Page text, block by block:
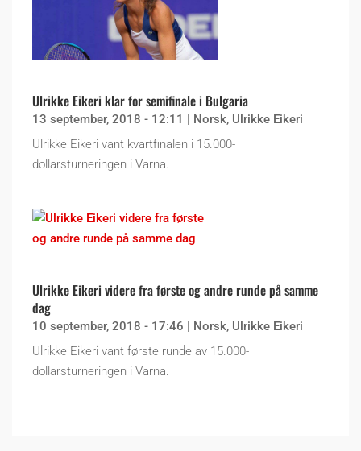
Ulrikke Eikeri klar for semifinale i Bulgaria
13 september, 2018 - 12:11 | Norsk, Ulrikke Eikeri
Ulrikke Eikeri vant kvartfinalen i 15.000-
dollarsturneringen i Varna.
Ulrikke Eikeri videre fra første og andre runde på samme
dag
10 september, 2018 - 17:46 | Norsk, Ulrikke Eikeri
Ulrikke Eikeri vant første runde av 15.000-
dollarsturneringen i Varna.